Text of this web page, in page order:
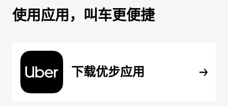
使用应用，叫车更便捷
下载优步应用